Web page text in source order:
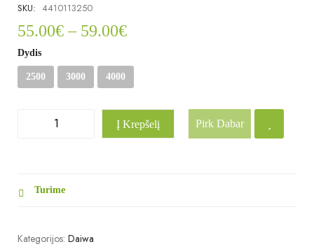
SKU: 4410113250
55.00€– 59.00€
Dydis
2500 3000 4000
Į Krepšelį Pirk Dabar
Turime
Kategorijos: Daiwa